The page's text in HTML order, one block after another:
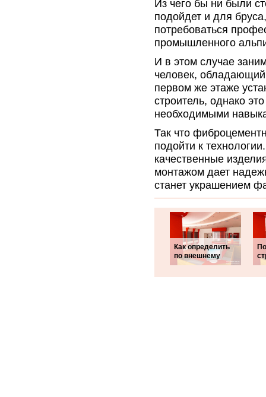
Из чего бы ни были
подойдет и для
потребоваться
промышленного
И в этом случае
человек,
первом же этаже
строитель, однако
необходимыми
Так что
подойти к
качественные
монтажом дает
станет украшением
Как определить
по внешнему